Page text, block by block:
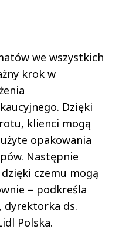
we wszystkich
krok w
Dzięki
klienci mogą
opakowania
Następnie
czemu mogą
– podkreśla
dyrektorka ds.
Polska.